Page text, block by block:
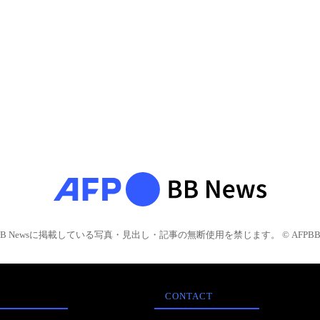
Newsに掲載している写真・見出し・記事の無断使用を禁じます。 © AFPBB
CONTACT